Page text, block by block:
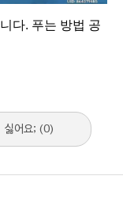
다. 푸는 방법 공
싫어요; (0)